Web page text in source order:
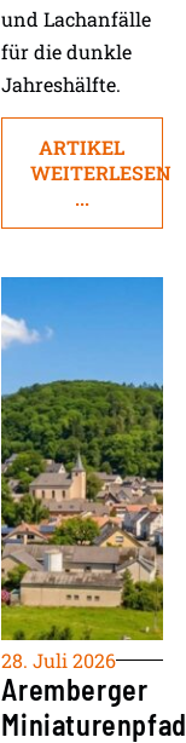
und Lachanfälle
für die dunkle
Jahreshälfte.
ARTIKEL
WEITERLESEN
...
28. Juli 2026
Aremberger
Miniaturenpfad